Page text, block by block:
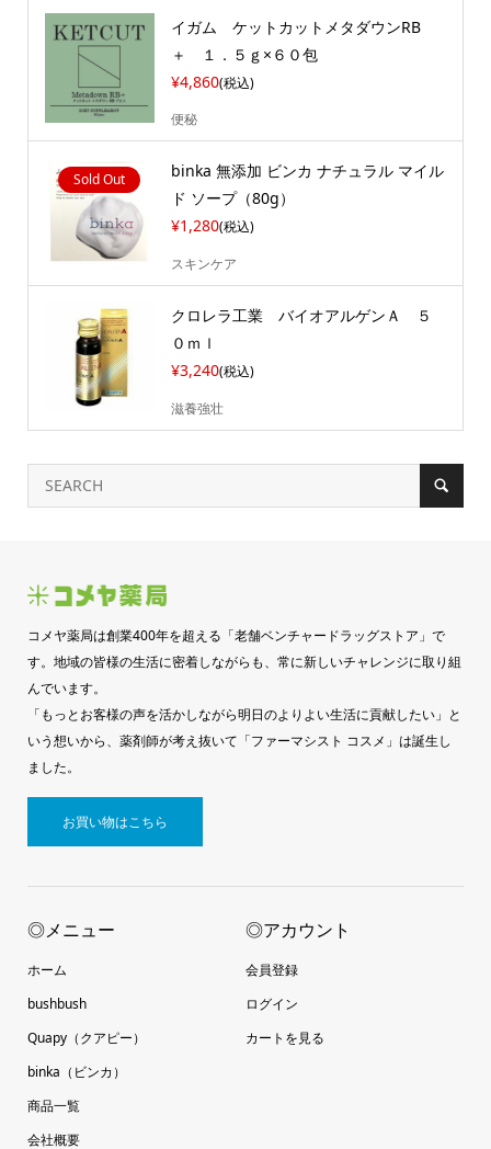
イガム ケットカットメタダウンRB
＋ １．５ｇ×６０包
¥4,860(税込)
便秘
Sold Out
binka 無添加 ビンカ ナチュラル マイル
ド ソープ（80g）
¥1,280(税込)
スキンケア
クロレラ工業 バイオアルゲンＡ ５
０ｍｌ
¥3,240(税込)
滋養強壮
コメヤ薬局は創業400年を超える「老舗ベンチャードラッグストア」で
す。地域の皆様の生活に密着しながらも、常に新しいチャレンジに取り組
んでいます。
「もっとお客様の声を活かしながら明日のよりよい生活に貢献したい」と
いう想いから、薬剤師が考え抜いて「ファーマシスト コスメ」は誕生し
ました。
お買い物はこちら
◎メニュー
ホーム
bushbush
Quapy（クアピー）
binka（ビンカ）
商品一覧
会社概要
◎アカウント
会員登録
ログイン
カートを見る